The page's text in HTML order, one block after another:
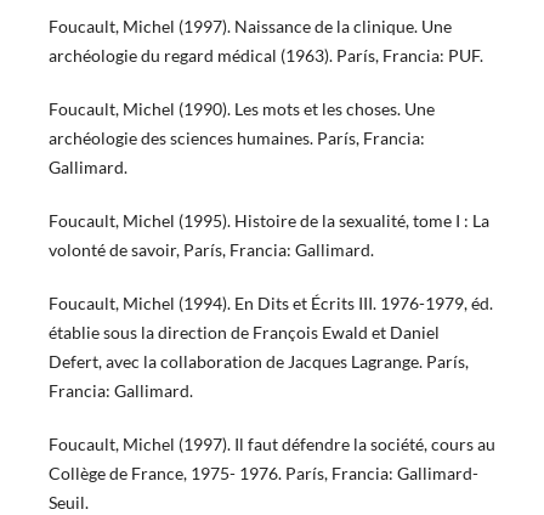
Foucault, Michel (1997). Naissance de la clinique. Une
archéologie du regard médical (1963). París, Francia: PUF.
Foucault, Michel (1990). Les mots et les choses. Une
archéologie des sciences humaines. París, Francia:
Gallimard.
Foucault, Michel (1995). Histoire de la sexualité, tome I : La
volonté de savoir, París, Francia: Gallimard.
Foucault, Michel (1994). En Dits et Écrits III. 1976-1979, éd.
établie sous la direction de François Ewald et Daniel
Defert, avec la collaboration de Jacques Lagrange. París,
Francia: Gallimard.
Foucault, Michel (1997). Il faut défendre la société, cours au
Collège de France, 1975- 1976. París, Francia: Gallimard-
Seuil.